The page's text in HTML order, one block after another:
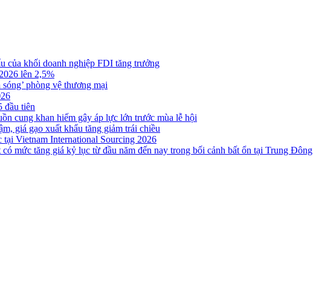
của khối doanh nghiệp FDI tăng trưởng
lên 2,5%
phòng vệ thương mại
đầu tiên
cung khan hiếm gây áp lực lớn trước mùa lễ hội
giá gạo xuất khẩu tăng giảm trái chiều
Vietnam International Sourcing 2026
mức tăng giá kỷ lục từ đầu năm đến nay trong bối cảnh bất ổn tại Trung Đông